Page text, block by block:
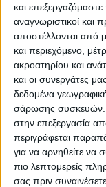
και
αναγνωριστικοί
αποστέλλονται από
και περιεχόμενο,
ακροατηρίου και
και οι συνεργάτες
δεδομένα
σάρωσης συσκευών.
στην επεξεργασία
περιγράφεται
για να αρνηθείτε να
πιο λεπτομερείς
σας πριν συναινέσετε.
εφαρμογή κινητού
Εφαρμογή
στις φωνές των